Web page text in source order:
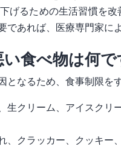
げるための生活習慣を
であれば、医療専門家に
食べ物は何で
なるため、食事制限を
生クリーム、アイスクリ
、クラッカー、クッキー